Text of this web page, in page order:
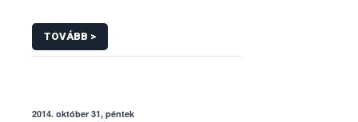
TOVÁBB >
2014. október 31, péntek